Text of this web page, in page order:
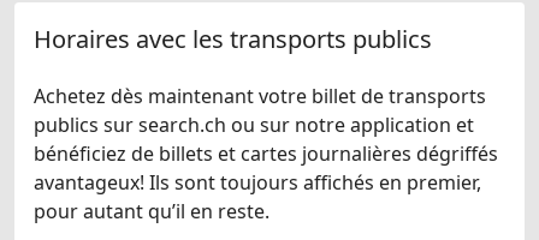
Horaires avec les transports publics
Achetez dès maintenant votre billet de transports
publics sur search.ch ou sur notre application et
bénéficiez de billets et cartes journalières dégriffés
avantageux! Ils sont toujours affichés en premier,
pour autant qu’il en reste.